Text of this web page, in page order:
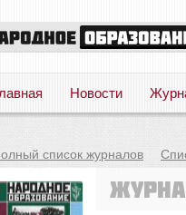
Новости
список журналов